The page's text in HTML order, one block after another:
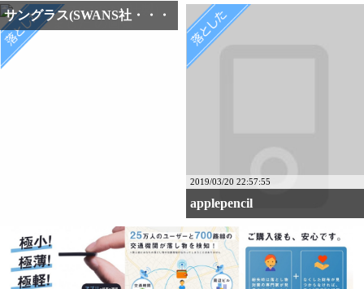
サングラス(SWANS社・・・
2019/03/20 22:57:55
applepencil